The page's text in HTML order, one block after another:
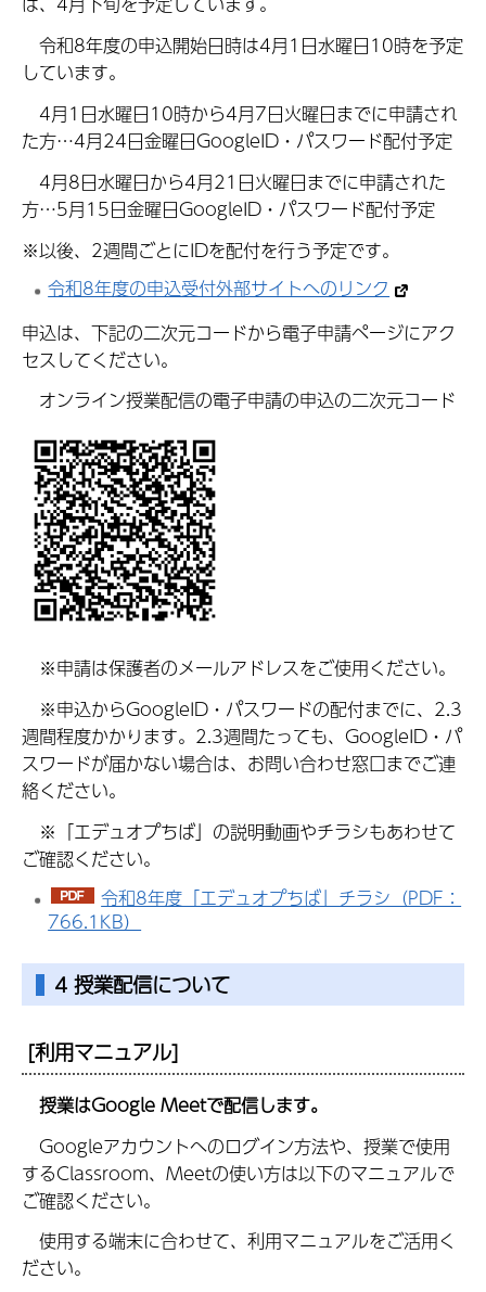
令和8年度の申込開始日時は4月1日水曜日10時を予定
しています。
4月1日水曜日10時から4月7日火曜日までに申請され
た方…4月24日金曜日GoogleID・パスワード配付予定
4月8日水曜日から4月21日火曜日までに申請された
方…5月15日金曜日GoogleID・パスワード配付予定
※以後、2週間ごとにIDを配付を行う予定です。
令和8年度の申込受付外部サイトへのリンク
申込は、下記の二次元コードから電子申請ページにアク
セスしてください。
オンライン授業配信の電子申請の申込の二次元コード
※申請は保護者のメールアドレスをご使用ください。
※申込からGoogleID・パスワードの配付までに、2.3
週間程度かかります。2.3週間たっても、GoogleID・パ
スワードが届かない場合は、お問い合わせ窓口までご連
絡ください。
※「エデュオプちば」の説明動画やチラシもあわせて
ご確認ください。
令和8年度「エデュオプちば」チラシ（PDF：
766.1KB）
4 授業配信について
[利用マニュアル]
授業はGoogle Meetで配信します。
Googleアカウントへのログイン方法や、授業で使用
するClassroom、Meetの使い方は以下のマニュアルで
ご確認ください。
使用する端末に合わせて、利用マニュアルをご活用く
ださい。